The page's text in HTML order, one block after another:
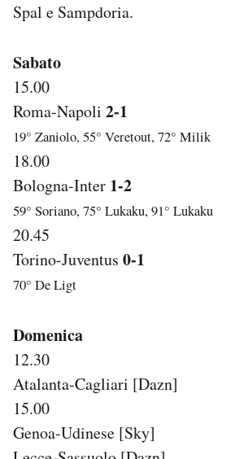
Esci
Spal e Sampdoria.
Sabato
15.00
Roma-Napoli 2-1
19° Zaniolo, 55° Veretout, 72° Milik
18.00
Bologna-Inter 1-2
59° Soriano, 75° Lukaku, 91° Lukaku
20.45
Torino-Juventus 0-1
70° De Ligt
Domenica
12.30
Atalanta-Cagliari [Dazn]
15.00
Genoa-Udinese [Sky]